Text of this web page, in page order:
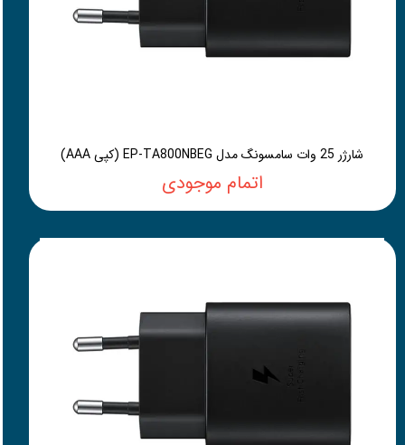
شارژر 25 وات سامسونگ مدل EP-TA800NBEG (کپی AAA)
اتمام موجودی